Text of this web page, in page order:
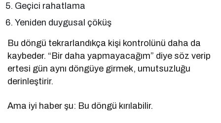
Geçici rahatlama
Yeniden duygusal çöküş
Bu döngü tekrarlandıkça kişi kontrolünü daha da
kaybeder. “Bir daha yapmayacağım” diye söz verip
ertesi gün aynı döngüye girmek, umutsuzluğu
derinleştirir.
Ama iyi haber şu: Bu döngü kırılabilir.